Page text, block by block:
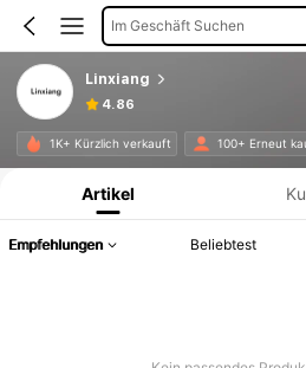
Im Geschäft Suchen
Linxiang
4.86
1K+ Kürzlich verkauft 100+ Erneut
Produktinformation: Preisangabe, Verkaufs-
Artikel
Empfehlungen Beliebtest